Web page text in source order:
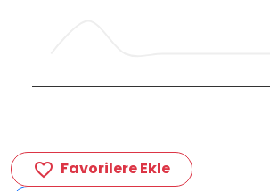
favorite_border Favorilere Ekle